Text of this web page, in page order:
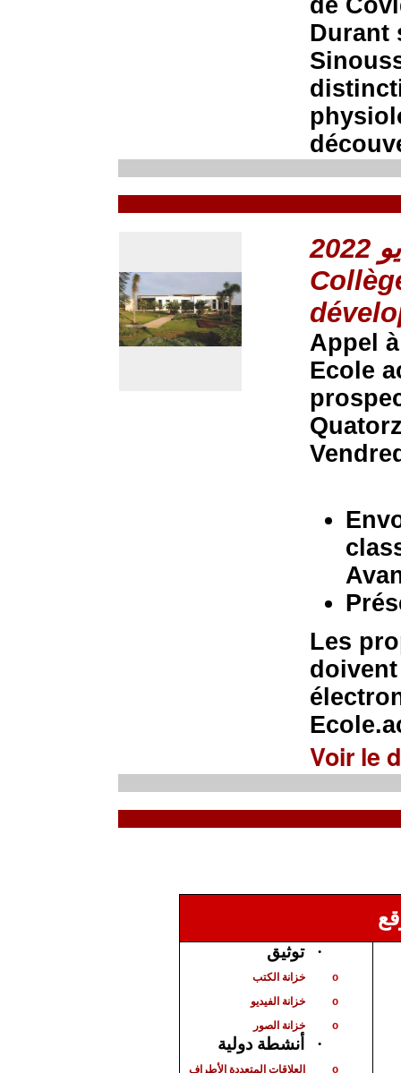
Durant
Appel
Ecole
Les
Voir le
· توثيق
o خزانة الكتب
o خزانة الفيديو
o خزانة الصور
· أنشطة دولية
o العلاقات المتعددة الأطراف